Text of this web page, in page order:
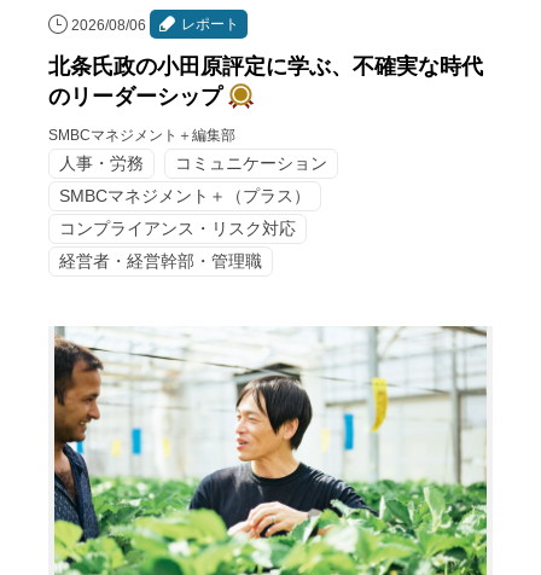
2026/08/06 レポート
北条氏政の小田原評定に学ぶ、不確実な時代
のリーダーシップ
SMBCマネジメント＋編集部
人事・労務
コミュニケーション
SMBCマネジメント＋（プラス）
コンプライアンス・リスク対応
経営者・経営幹部・管理職